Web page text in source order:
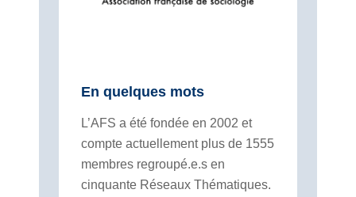
En quelques mots
L’AFS a été fondée en 2002 et
compte actuellement plus de 1555
membres regroupé.e.s en
cinquante Réseaux Thématiques.